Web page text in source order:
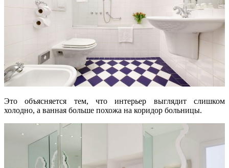
Это объясняется тем, что интерьер выглядит слишком
холодно, а ванная больше похожа на коридор больницы.